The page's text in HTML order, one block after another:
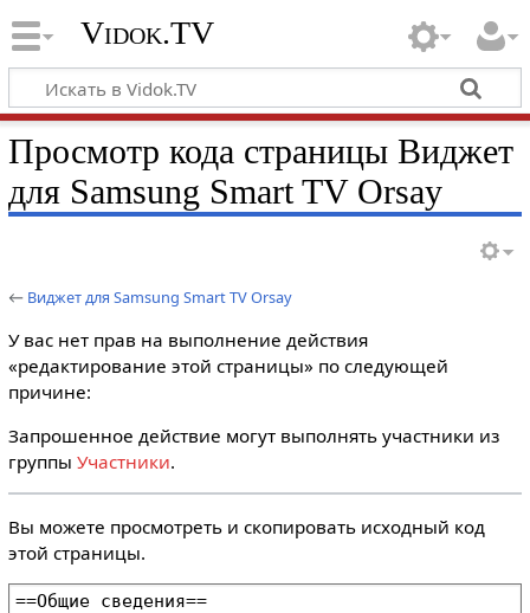
Vidok.TV
Просмотр кода страницы Виджет
для Samsung Smart TV Orsay
← Виджет для Samsung Smart TV Orsay
У вас нет прав на выполнение действия
«редактирование этой страницы» по следующей
причине:
Запрошенное действие могут выполнять участники из
группы Участники.
Вы можете просмотреть и скопировать исходный код
этой страницы.